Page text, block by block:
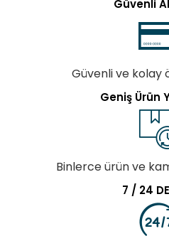
Güvenli
Güvenli ve kolay
Geniş Ürün
Binlerce ürün ve
7 / 24